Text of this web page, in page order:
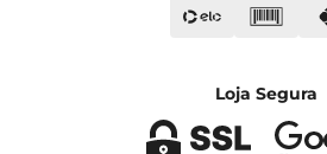
Loja Segura